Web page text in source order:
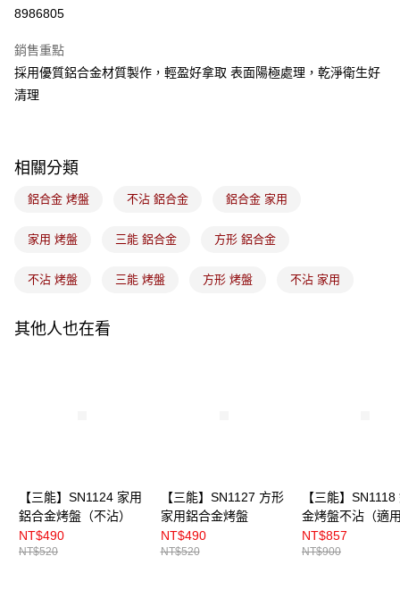
全盈+PAY
ATM付款
常溫宅配-(限重20kg以下)
免運費
8986805
銷售重點
採用優質鋁合金材質製作，輕盈好拿取 表面陽極處理，乾淨衛生好
清理
相關分類
鋁合金 烤盤 不沾 鋁合金 鋁合金 家用
家用 烤盤 三能 鋁合金 方形 鋁合金
不沾 烤盤 三能 烤盤 方形 烤盤 不沾 家用
其他人也在看
【三能】SN1124 家用
鋁合金烤盤（不沾）
NT$490
NT$520
【三能】SN1127 方形
家用鋁合金烤盤
NT$490
NT$520
【三能】
金烤盤不沾（適
DR.GOOD烤箱）
NT$857
NT$900